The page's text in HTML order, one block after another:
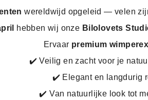
wereldwijd opgeleid — velen
hebben wij onze Bilolovets
Ervaar premium
✔️ Veilig en zacht voor je
✔️ Elegant en langdurig
✔️ Van natuurlijke look tot